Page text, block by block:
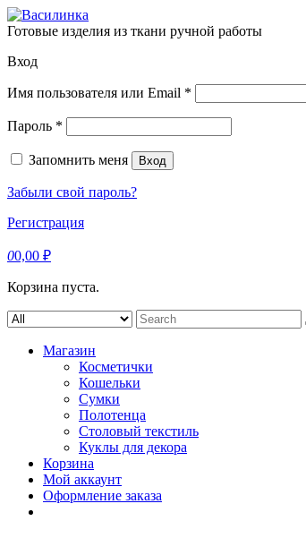
Skip
to
Готовые изделия из ткани ручной работы
Вход
Имя пользователя или Email *
Пароль *
Запомнить меня Вход
Забыли свой пароль?
Регистрация
00,00 ₽
Корзина пуста.
Search
for:
Магазин
Косметички
Кошельки
Сумки
Полотенца
Столовый текстиль
Куклы для декора
Корзина
Мой аккаунт
Оформление заказа